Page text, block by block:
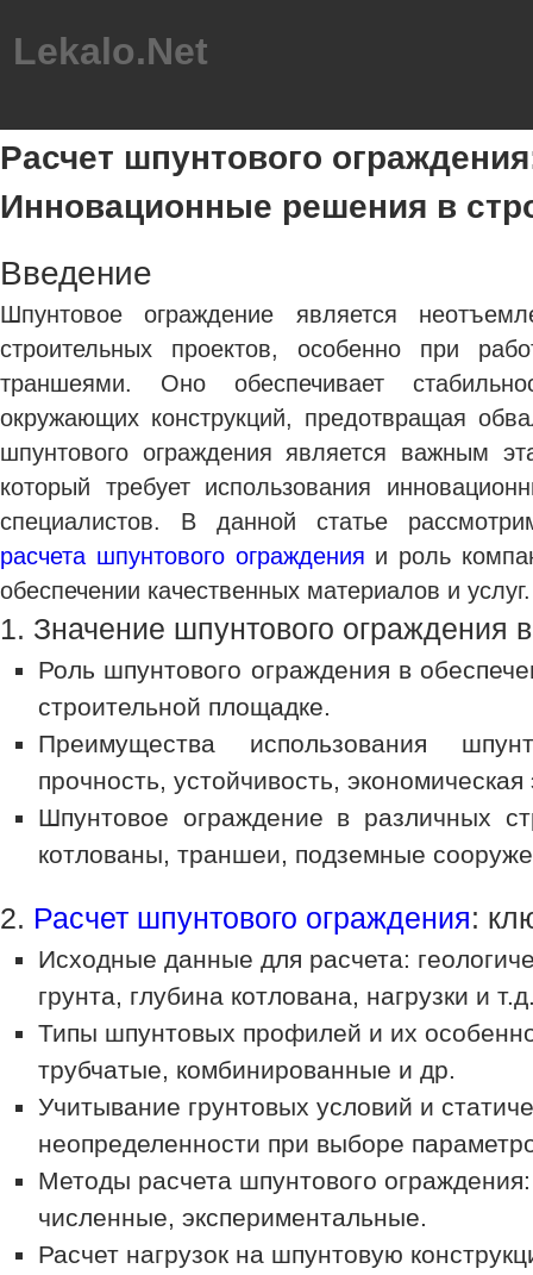
Lekalo.Net
Расчет шпунтового
Инновационные решения в
Введение
Шпунтовое ограждение является
строительных проектов, особенно при
траншеями. Оно обеспечивает
окружающих конструкций, предотвращая
шпунтового ограждения является важным
который требует использования
специалистов. В данной статье
расчета шпунтового ограждения и роль
обеспечении качественных материалов и услуг.
1. Значение шпунтового ограждения
Роль шпунтового ограждения в
строительной площадке.
Преимущества использования
прочность, устойчивость,
Шпунтовое ограждение в различных
котлованы, траншеи, подземные
2. Расчет шпунтового ограждения:
Исходные данные для расчета:
грунта, глубина котлована, нагрузки и
Типы шпунтовых профилей и их
трубчатые, комбинированные и др.
Учитывание грунтовых условий и
неопределенности при выборе
Методы расчета шпунтового
численные, экспериментальные.
Расчет нагрузок на шпунтовую